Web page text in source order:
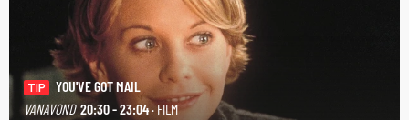
TIP
YOU'VE GOT MAIL
VANAVOND 20:30 - 23:04· FILM